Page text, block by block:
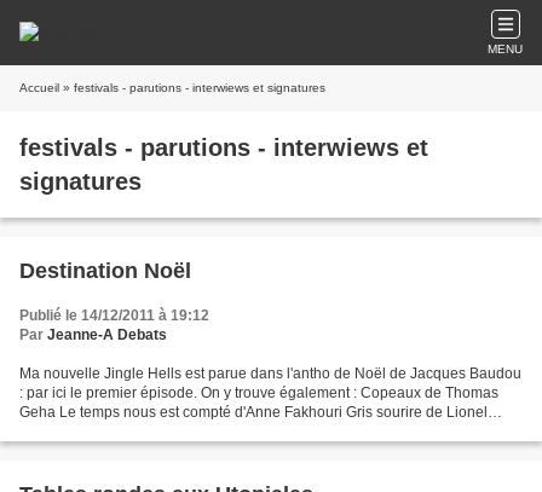
MENU
Accueil » festivals - parutions - interwiews et signatures
festivals - parutions - interwiews et
signatures
Destination Noël
Publié le 14/12/2011 à 19:12
Par Jeanne-A Debats
Ma nouvelle Jingle Hells est parue dans l'antho de Noël de Jacques Baudou
: par ici le premier épisode. On y trouve également : Copeaux de Thomas
Geha Le temps nous est compté d'Anne Fakhouri Gris sourire de Lionel